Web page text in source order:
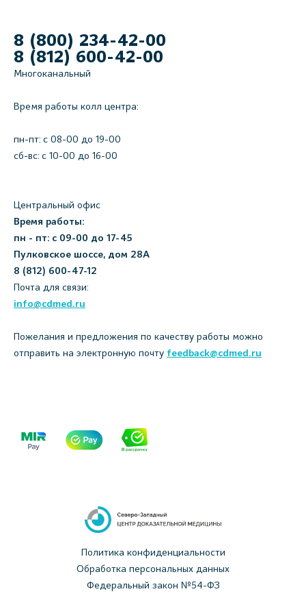
8 (800) 234-42-00
8 (812) 600-42-00
Многоканальный
Время работы колл центра:
пн-пт: c 08-00 до 19-00
сб-вс: с 10-00 до 16-00
Центральный офис
Время работы:
пн - пт: с 09-00 до 17-45
Пулковское шоссе, дом 28А
8 (812) 600-47-12
Почта для связи:
info@cdmed.ru
Пожелания и предложения по качеству работы можно
отправить на электронную почту feedback@cdmed.ru
Политика конфиденциальности
Обработка персональных данных
Федеральный закон №54-ФЗ